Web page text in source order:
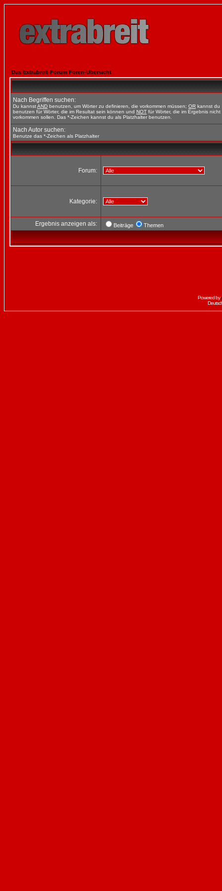
Das Extrabreit-Forum Foren-Übersicht
Nach Begriffen suchen:
Du kannstAND benutzen, um Wörter zu definieren, die vorkommen müssen; OR kannst du
benutzen für Wörter, die im Resultat sein können und NOT für Wörter, die im Ergebnis nicht
vorkommen sollen. Das *-Zeichen kannst du als Platzhalter benutzen.
Nach Autor suchen:
Benutze das *-Zeichen als Platzhalter
Forum:
Kategorie:
Ergebnis anzeigen als: Beiträge Themen
Powered by